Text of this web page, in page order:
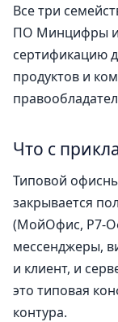
Все три
ПО Минцифры
сертификацию
продуктов и
Что с
Типовой
закрывается
(МойОфис, Р7-
мессенджеры,
и клиент, и
это типовая
контура.